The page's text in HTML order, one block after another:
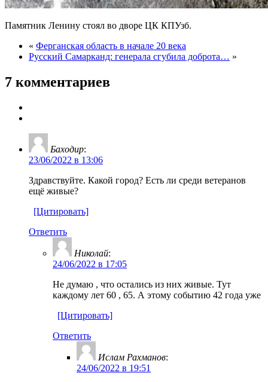
Памятник Ленину стоял во дворе ЦК КПУзб.
« Ферганская область в начале 20 века
Русский Самарканд: генерала сгубила доброта… »
7 комментариев
Баходир:
23/06/2022 в 13:06
Здравствуйте. Какой город? Есть ли среди ветеранов
ещё живые?
[Цитировать]
Ответить
Николай:
24/06/2022 в 17:05
Не думаю , что остались из них живые. Тут
каждому лет 60 , 65. А этому событию 42 года уже
[Цитировать]
Ответить
Ислам Рахманов:
24/06/2022 в 19:51